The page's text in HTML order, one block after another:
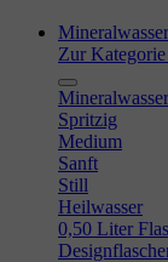
Mineralwasser
Zur
Spritzig
Medium
Sanft
Still
Heilwasser
0,50 Liter